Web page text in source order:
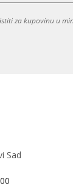
za kupovinu u
Sad